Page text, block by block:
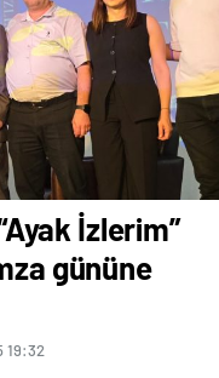
İzlerim”
gününe
19:32